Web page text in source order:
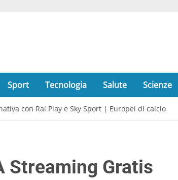
Sport Tecnologia Salute Scienze
con Rai Play e Sky Sport | Europei di calcio
Streaming Gratis